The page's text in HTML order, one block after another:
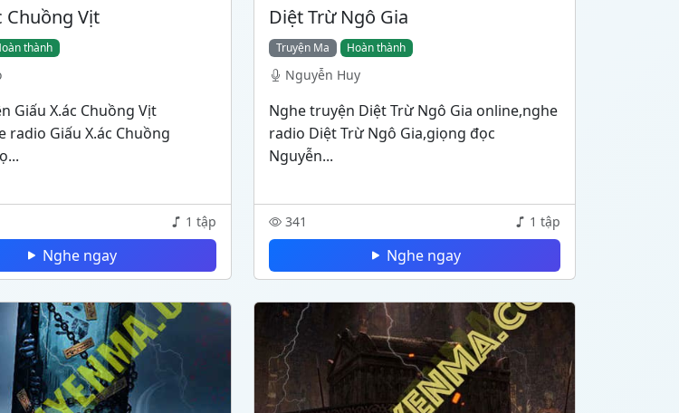
Chuồng Vịt
thành
Giấu X.ác Chuồng Vịt
radio Giấu X.ác Chuồng
1 tập
Nghe ngay
Diệt Trừ Ngô Gia
Truyện Ma Hoàn thành
Nguyễn Huy
Nghe truyện Diệt Trừ Ngô Gia online,nghe
radio Diệt Trừ Ngô Gia,giọng đọc
Nguyễn...
341 1 tập
Nghe ngay